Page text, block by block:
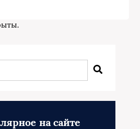
на сайте